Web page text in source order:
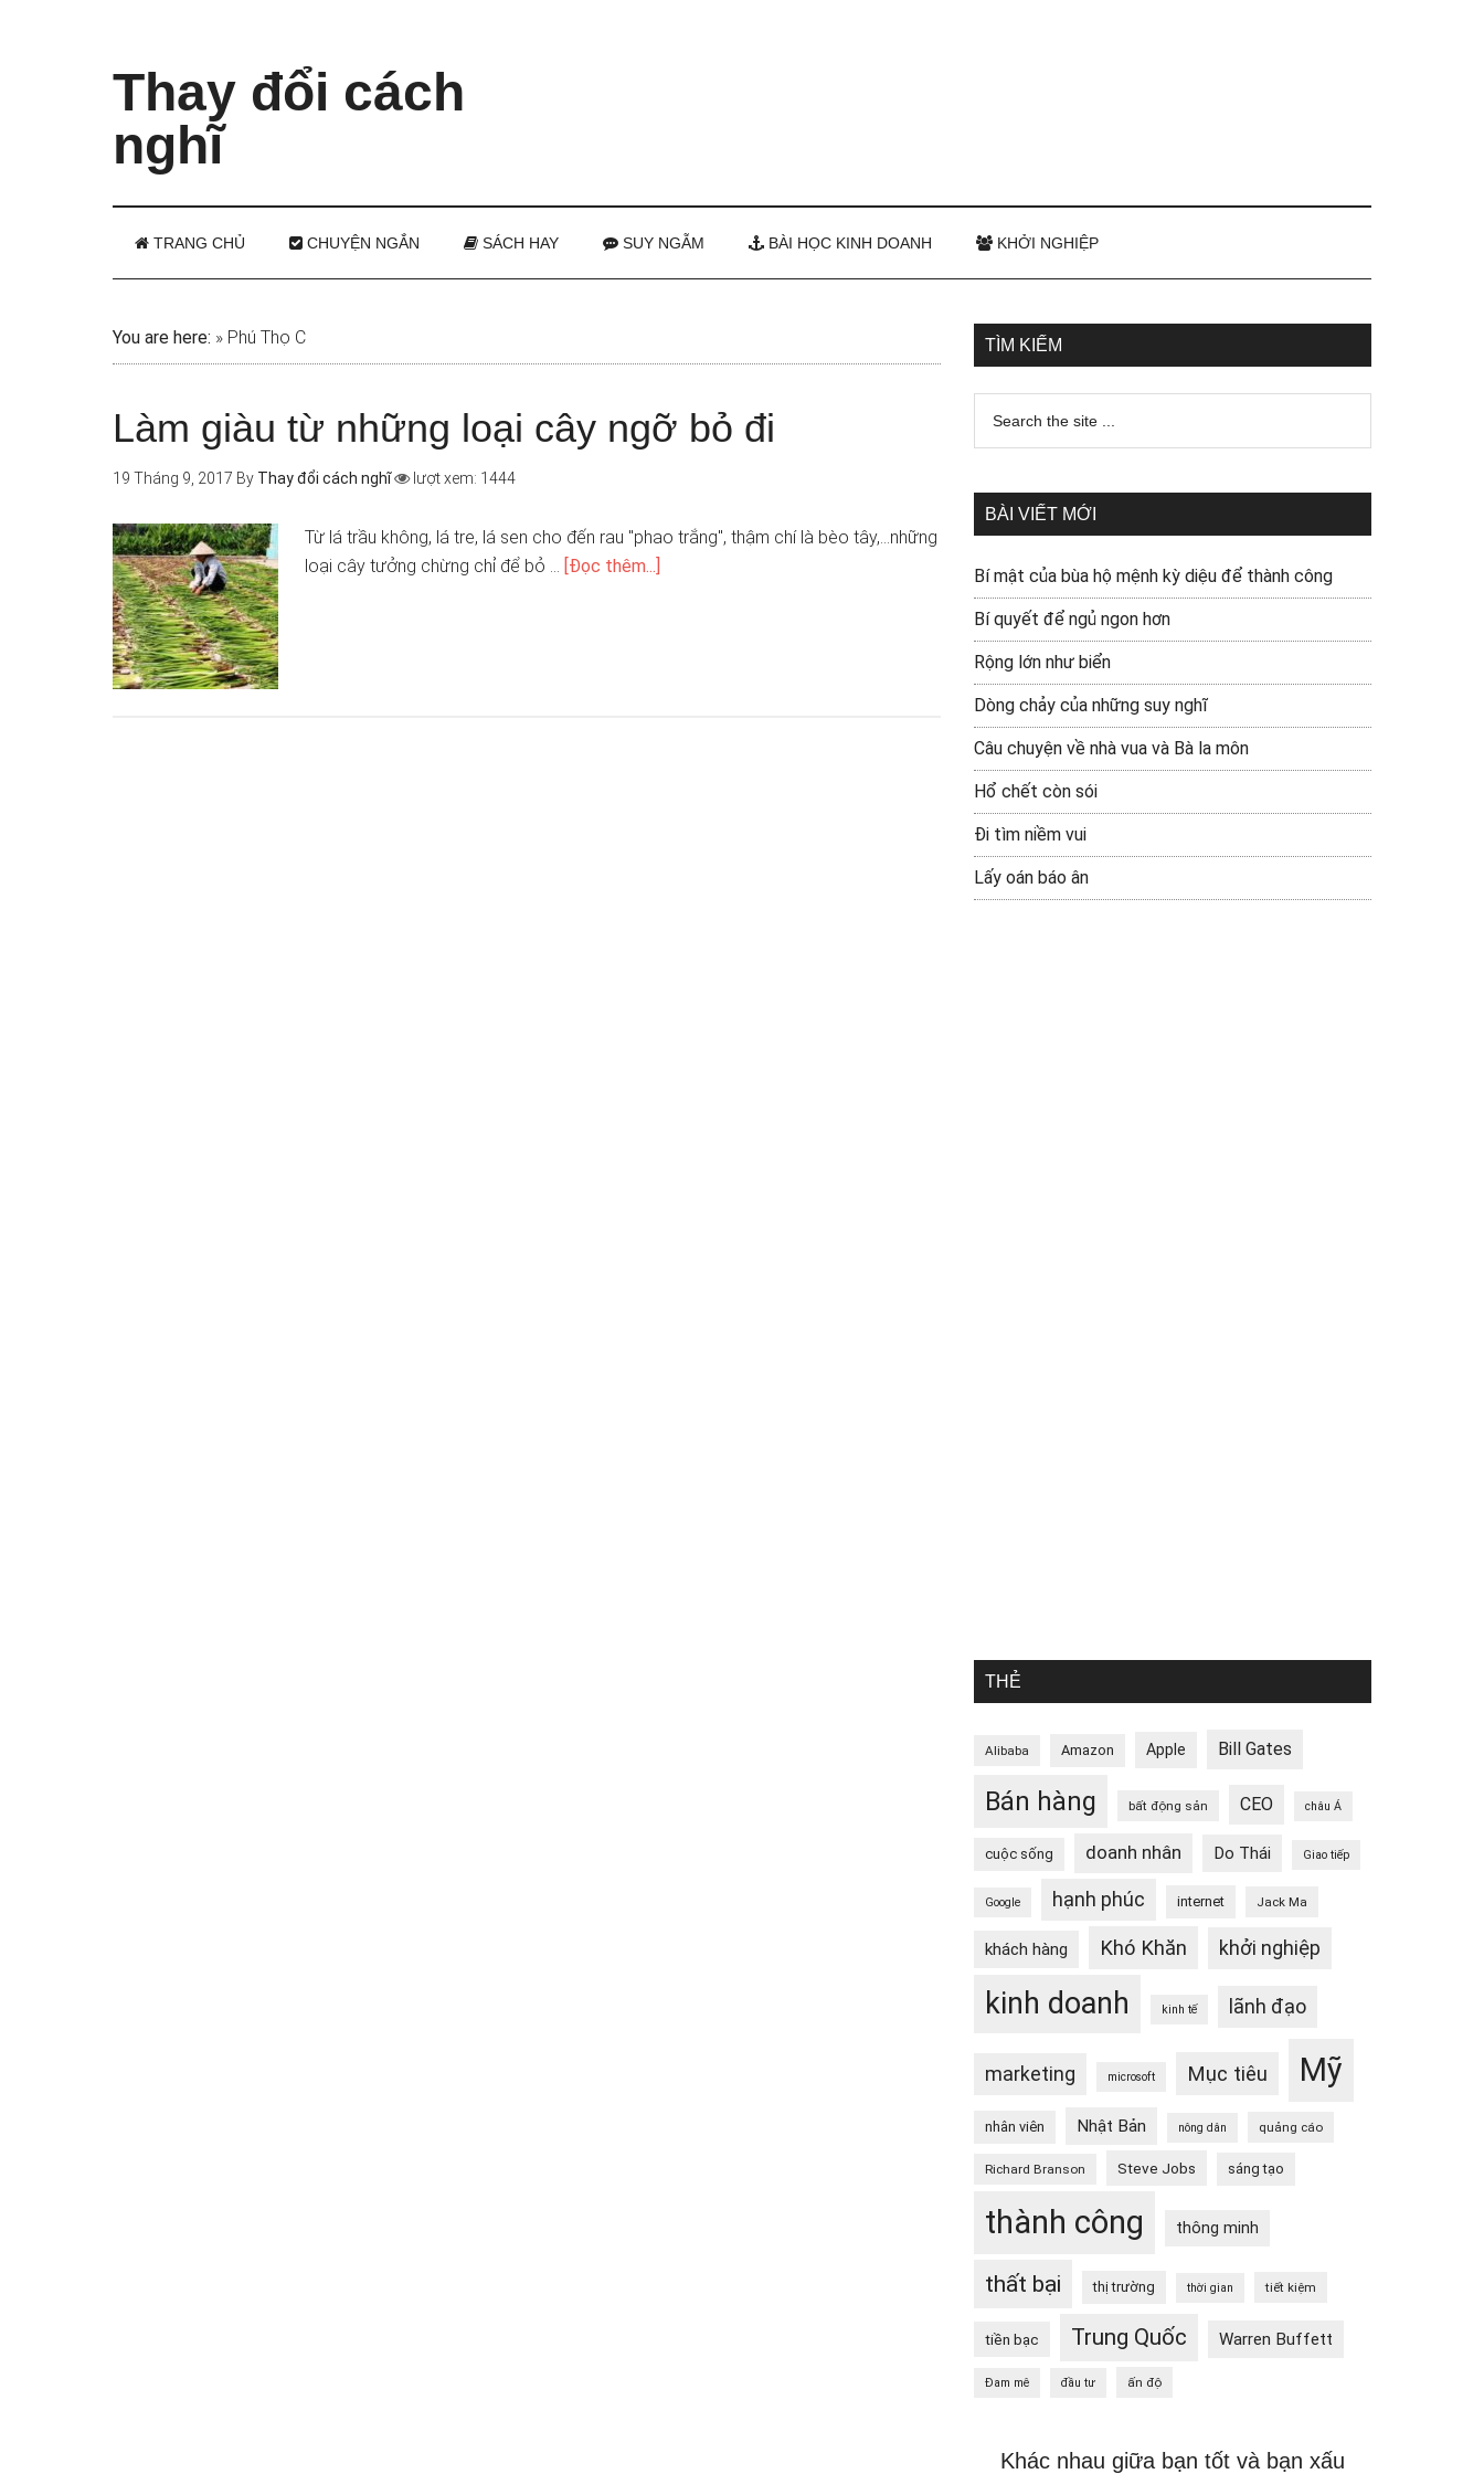
Thay đổi cách
nghĩ
TRANG CHỦ CHUYỆN NGẮN SÁCH HAY SUY NGẪM BÀI HỌC KINH DOANH KHỞI NGHIỆP
You are here: » Phú Thọ C
Làm giàu từ những loại cây ngỡ bỏ đi
19 Tháng 9, 2017 By Thay đổi cách nghĩ lượt xem: 1444
Từ lá trầu không, lá tre, lá sen cho đến rau "phao trắng", thậm chí là bèo tây,...những
loại cây tưởng chừng chỉ để bỏ … [Đọc thêm...]
TÌM KIẾM
BÀI VIẾT MỚI
Bí mật của bùa hộ mệnh kỳ diệu để thành công
Bí quyết để ngủ ngon hơn
Rộng lớn như biển
Dòng chảy của những suy nghĩ
Câu chuyện về nhà vua và Bà la môn
Hổ chết còn sói
Đi tìm niềm vui
Lấy oán báo ân
THẺ
Alibaba Amazon Apple Bill Gates
Bán hàng bất động sản CEO châu Á
cuộc sống doanh nhân Do Thái Giao tiếp
Google hạnh phúc internet Jack Ma
khách hàng Khó Khăn khởi nghiệp
kinh doanh kinh tế lãnh đạo
marketing microsoft Mục tiêu Mỹ
nhân viên Nhật Bản nông dân quảng cáo
Richard Branson Steve Jobs sáng tạo
thành công thông minh
thất bại thị trường thời gian tiết kiệm
tiền bạc Trung Quốc Warren Buffett
Đam mê đầu tư ấn độ
Khác nhau giữa bạn tốt và bạn xấu